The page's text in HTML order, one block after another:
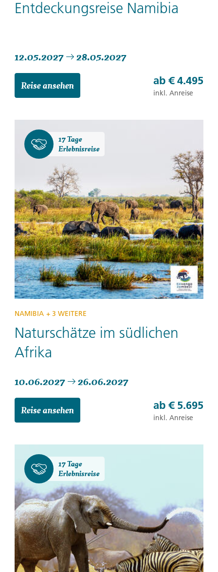
Entdeckungsreise Namibia
12.05.2027 28.05.2027
Reise ansehen ab € 4.495
inkl. Anreise
17 Tage
Erlebnisreise
NAMIBIA + 3 WEITERE
Naturschätze im südlichen
Afrika
10.06.2027 26.06.2027
Reise ansehen ab € 5.695
inkl. Anreise
17 Tage
Erlebnisreise